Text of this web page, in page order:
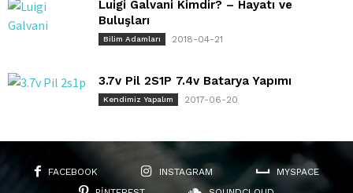
Luigi Galvani Kimdir? – Hayatı ve
Buluşları
Bilim Adamları 2018-04-21
3.7v Pil 2S1P 7.4v Batarya Yapımı
Kendimiz Yapalım 2017-06-20
FACEBOOK INSTAGRAM
MYSPACE